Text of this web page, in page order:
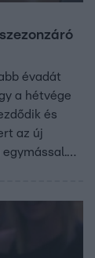
évadát
a hétvége
és
az új
Gyertek át!
tudását. A
és egy-